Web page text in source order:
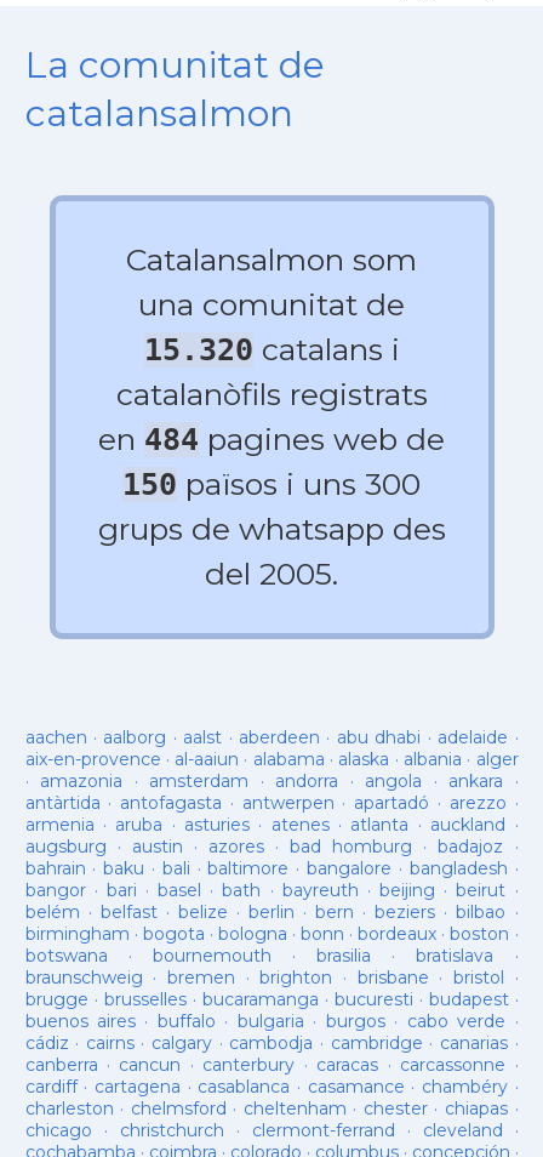
La comunitat de
catalansalmon
Catalansalmon som
una comunitat de
15.320 catalans i
catalanòfils registrats
en 484 pagines web de
150 països i uns 300
grups de whatsapp des
del 2005.
aachen · aalborg · aalst · aberdeen · abu dhabi · adelaide ·
aix-en-provence · al-aaiun · alabama · alaska · albania · alger
· amazonia · amsterdam · andorra · angola · ankara ·
antàrtida · antofagasta · antwerpen · apartadó · arezzo ·
armenia · aruba · asturies· atenes· atlanta · auckland ·
augsburg · austin · azores·bad homburg ·badajoz ·
bahrain ·baku · bali ·baltimore ·bangalore · bangladesh ·
bangor· bari ·basel ·bath · bayreuth ·beijing ·beirut ·
belém · belfast· belize · berlin ·bern ·beziers ·bilbao ·
birmingham · bogota · bologna ·bonn ·bordeaux ·boston ·
botswana · bournemouth ·brasilia ·bratislava ·
braunschweig · bremen ·brighton · brisbane · bristol ·
brugge · brusselles· bucaramanga · bucuresti · budapest·
buenos aires· buffalo · bulgaria · burgos· cabo verde ·
cádiz · cairns· calgary · cambodja · cambridge · canarias·
canberra · cancun · canterbury · caracas · carcassonne ·
cardiff· cartagena · casablanca · casamance · chambéry·
charleston · chelmsford · cheltenham · chester· chiapas ·
chicago · christchurch · clermont-ferrand · cleveland ·
cochabamba · coimbra · colorado · columbus· concepción ·